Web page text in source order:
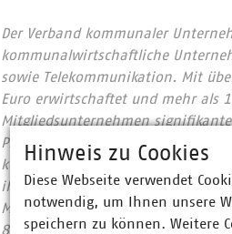
Der Verband kommunaler
kommunalwirtschaftliche
sowie Telekommunikation. Mit
Euro erwirtschaftet und mehr als
Mitgliedsunternehmen
Prozent, Gas 60 Prozent, Wärme
kommunale Abfallwirtschaft
ihrer CO2-Emissionen eingespart
Mitgliedsunternehmen
822 Millionen Euro. Künftig
Hinweis zu Cookies
Diese Webseite verwendet
notwendig, um Ihnen unsere
speichern zu können. Weitere